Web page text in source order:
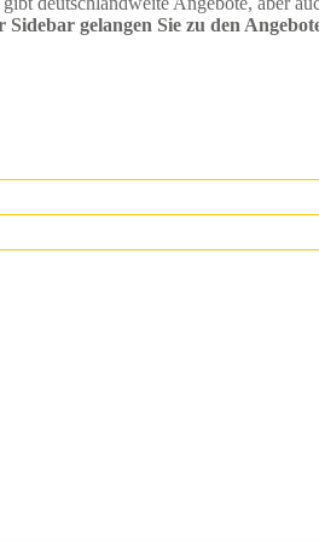
Sidebar gelangen Sie zu den